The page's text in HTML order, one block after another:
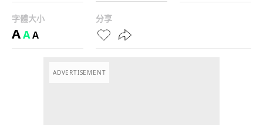
字體大小
AAA
分享
ADVERTISEMENT